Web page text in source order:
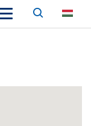
Keresés